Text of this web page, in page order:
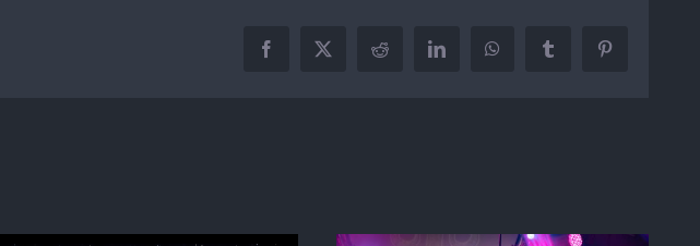
Facebook
X Reddit LinkedInWhatsAppTumblr Pinterest